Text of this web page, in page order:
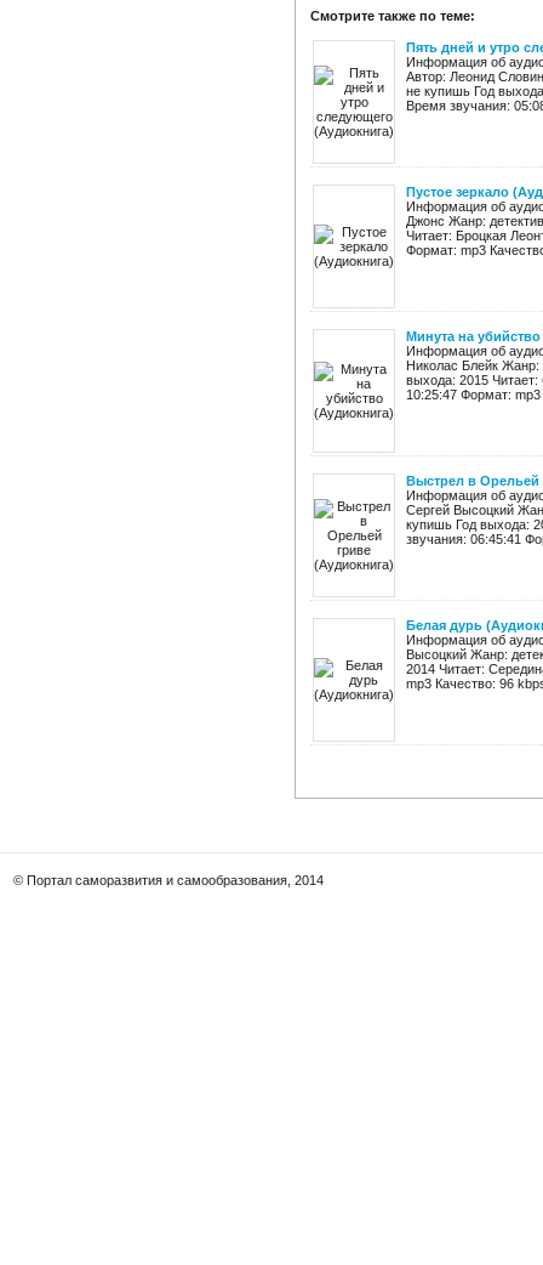
Смотрите также по теме:
Пять дней и утро
Информация об
Автор: Леонид
не купишь Год
Время звучания:
Пустое зеркало
Информация об
Джонс Жанр:
Читает: Броцкая
Формат: mp3
Минута на
Информация об
Николас Блейк Жанр:
выхода: 2015
10:25:47 Формат:
Выстрел в Орельей
Информация об
Сергей Высоцкий
купишь Год выхода:
звучания: 06:45:41
Белая дурь
Информация об
Высоцкий Жанр:
2014 Читает:
mp3 Качество: 96
© Портал саморазвития и самообразования, 2014